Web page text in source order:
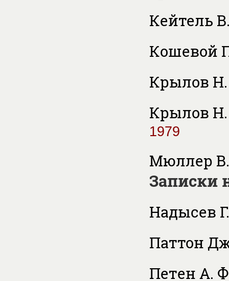
Кейтель
Кошевой
Крылов
Крылов
1979
Мюллер В.
Записки
Надысев
Паттон
Петeн А.